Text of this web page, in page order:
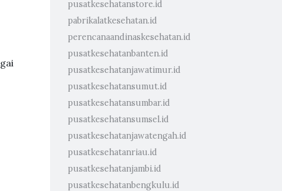
pusatkesehatanstore.id
pabrikalatkesehatan.id
perencanaandinaskesehatan.id
pusatkesehatanbanten.id
pusatkesehatanjawatimur.id
pusatkesehatansumut.id
pusatkesehatansumbar.id
pusatkesehatansumsel.id
pusatkesehatanjawatengah.id
pusatkesehatanriau.id
pusatkesehatanjambi.id
pusatkesehatanbengkulu.id